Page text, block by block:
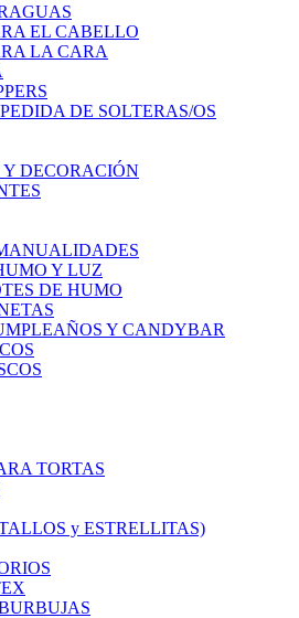
EL CABELLO
LA CARA
DE SOLTERAS/OS
DECORACIÓN
Y LUZ
DE HUMO
Y CANDYBAR
TORTAS
y ESTRELLITAS)